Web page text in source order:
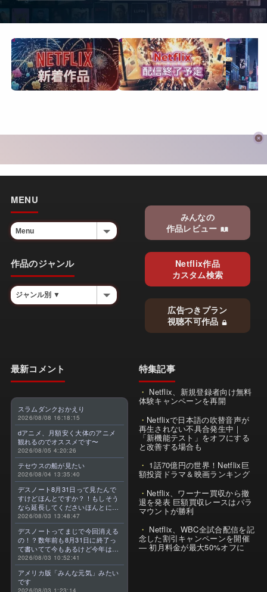
MENU
作品のジャンル
みんなの
作品レビュー
Netflix作品
カスタム検索
広告つきプラン
視聴不可作品
最新コメント
スラムダンクおかえり
2026/08/08 16:18:15
dアニメ、月額安く大体のアニメ
観れるのでオススメです〜
2026/08/05 4:20:26
テセウスの船が見たい
2026/08/04 13:35:40
デスノート8月31日って見たんで
すけどほんとですか？！もしそう
なら延長してくださいほんとに大
好きなんです😭
2026/08/03 13:48:47
デスノートってまじで今回消える
の！？数年前も8月31日に終了っ
て書いてて今もあるけど今年はま
じのやつ！？よくわからん！！で
きればなくならないでほしい！平
成アニメを振り返らせてくれっ
っ！！！！！！！
2026/08/03 10:52:41
アメリカ版「みんな元気」みたい
です
特集記事
Netflix、新規登録者向け無料
体験キャンペーンを再開
Netflixで日本語の吹替音声が
再生されない不具合発生中｜
「新機能テスト」をオフにする
と改善する場合も
1話70億円の世界！Netflix巨
額投資ドラマ＆映画ランキング
Netflix、ワーナー買収から撤
退を発表 巨額買収レースはパラ
マウントが勝利
Netflix、WBC全試合配信を記
念した割引キャンペーンを開催
— 初月料金が最大50%オフに